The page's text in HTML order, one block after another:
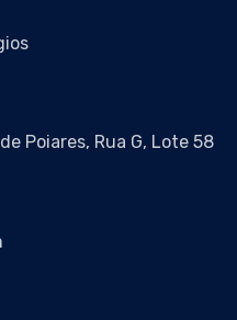
Poiares, Rua G, Lote 58